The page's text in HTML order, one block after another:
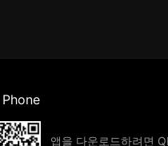
Phone
앱을 다운로드하려면